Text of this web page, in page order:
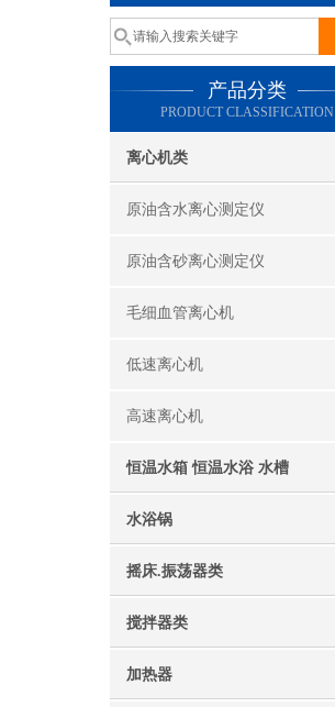
产品分类
PRODUCT CLASSIFICATION
离心机类
原油含水离心测定仪
原油含砂离心测定仪
毛细血管离心机
低速离心机
高速离心机
恒温水箱 恒温水浴 水槽
水浴锅
摇床.振荡器类
搅拌器类
加热器